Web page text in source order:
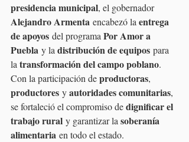
presidencia municipal, el gobernador
Alejandro Armenta encabezó la entrega
de apoyos del programa Por Amor a
Puebla y la distribución de equipos para
la transformación del campo poblano.
Con la participación de productoras,
productores y autoridades comunitarias,
se fortaleció el compromiso de dignificar el
trabajo rural y garantizar la soberanía
alimentaria en todo el estado.